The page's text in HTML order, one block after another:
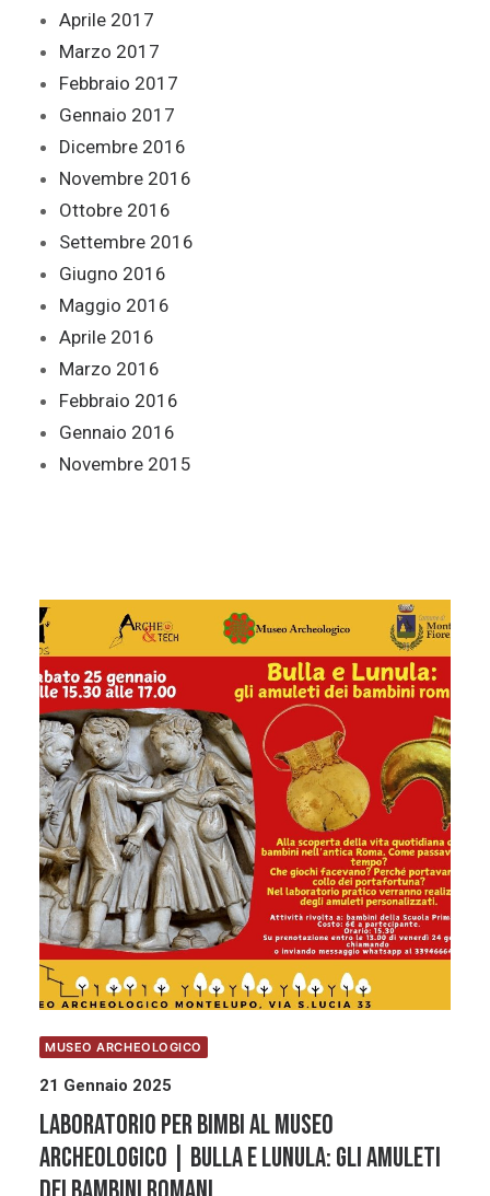
Aprile 2017
Marzo 2017
Febbraio 2017
Gennaio 2017
Dicembre 2016
Novembre 2016
Ottobre 2016
Settembre 2016
Giugno 2016
Maggio 2016
Aprile 2016
Marzo 2016
Febbraio 2016
Gennaio 2016
Novembre 2015
MUSEO ARCHEOLOGICO
21 Gennaio 2025
Laboratorio per bimbi al Museo
Archeologico | BULLA E LUNULA: GLI AMULETI